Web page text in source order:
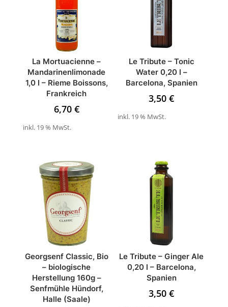
La Mortuacienne –
Mandarinenlimonade
1,0 l – Rieme Boissons,
Frankreich
6,70 €
inkl. 19 % MwSt.
Le Tribute – Tonic
Water 0,20 l –
Barcelona, Spanien
3,50€
inkl. 19 % MwSt.
Georgsenf Classic, Bio
– biologische
Herstellung 160g –
Senfmühle Hündorf,
Halle (Saale)
Le Tribute – Ginger Ale
0,20 l – Barcelona,
Spanien
3,50€